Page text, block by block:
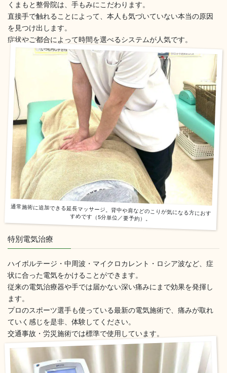
くまもと整骨院は、手もみにこだわります。
直接手で触れることによって、本人も気づいていない本当の原因
を見つけ出します。
症状やご都合によって時間を選べるシステムが人気です。
通常施術に追加できる延長マッサージ。背中や肩などのこりが気になる方におす
すめです（5分単位／要予約）。
特別電気治療
ハイボルテージ・中周波・マイクロカレント・ロシア波など、症
状に合った電気をかけることができます。
従来の電気治療器や手では届かない深い痛みにまで効果を発揮し
ます。
プロのスポーツ選手も使っている最新の電気施術で、痛みが取れ
ていく感じを是非、体験してください。
交通事故・労災施術では標準で使用しています。